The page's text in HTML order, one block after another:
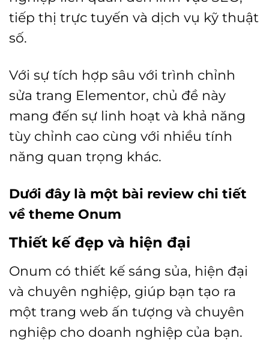
tiếp thị trực tuyến và dịch vụ kỹ thuật
số.
Với sự tích hợp sâu với trình chỉnh
sửa trang Elementor, chủ đề này
mang đến sự linh hoạt và khả năng
tùy chỉnh cao cùng với nhiều tính
năng quan trọng khác.
Dưới đây là một bài review chi tiết
về theme Onum
Thiết kế đẹp và hiện đại
Onum có thiết kế sáng sủa, hiện đại
và chuyên nghiệp, giúp bạn tạo ra
một trang web ấn tượng và chuyên
nghiệp cho doanh nghiệp của bạn.